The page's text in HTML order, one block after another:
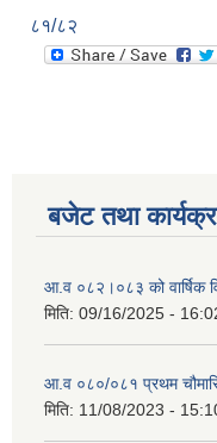
८१/८२
बजेट तथा
आ.व ०८२।०८३ को वार्षिक
मिति: 09/16/2025 -
आ.व ०८०/०८१ प्रथम
मिति: 11/08/2023 -